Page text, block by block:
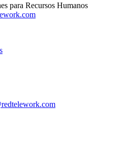
para Recursos Humanos